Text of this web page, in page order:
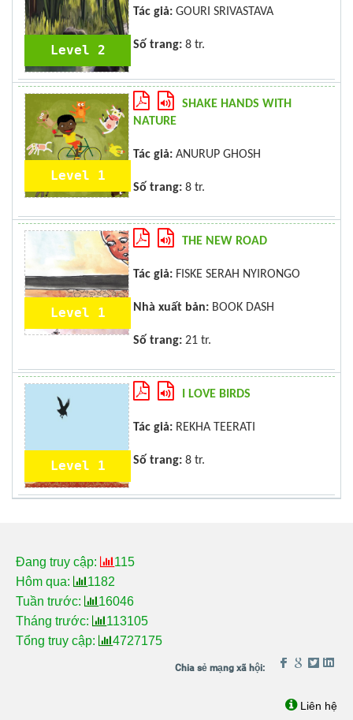
Level 2
Tác giả: GOURI SRIVASTAVA
Số trang: 8 tr.
Level 1
SHAKE HANDS WITH
NATURE
Tác giả: ANURUP GHOSH
Số trang: 8 tr.
Level 1
THE NEW ROAD
Tác giả: FISKE SERAH NYIRONGO
Nhà xuất bản: BOOK DASH
Số trang: 21 tr.
Level 1
I LOVE BIRDS
Tác giả: REKHA TEERATI
Số trang: 8 tr.
Đang truy cập:
115
Hôm qua:
1182
Tuần trước:
16046
Tháng trước:
113105
Tổng truy cập:
4727175
Liên hệ